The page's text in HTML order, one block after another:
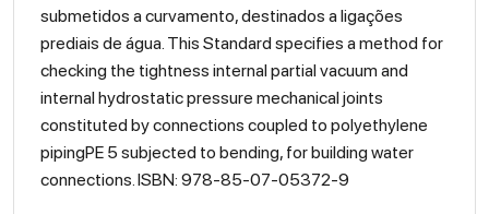
submetidos a curvamento, destinados a ligações
prediais de água. This Standard specifies a method for
checking the tightness internal partial vacuum and
internal hydrostatic pressure mechanical joints
constituted by connections coupled to polyethylene
pipingPE 5 subjected to bending, for building water
connections. ISBN: 978-85-07-05372-9